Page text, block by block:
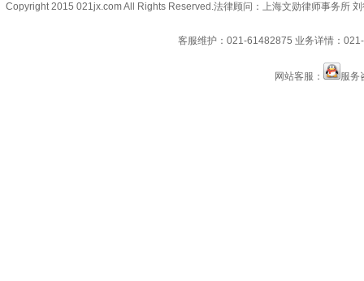
Copyright 2015 021jx.com All Rights Reserved.法律顾问：上海文勋律师事务所
客服维护：021-61482875 业务详情：
网站客服： 服务